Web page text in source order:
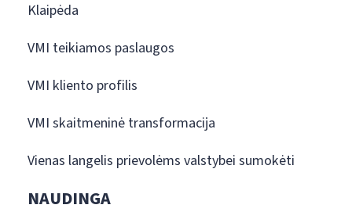
Klaipėda
VMI teikiamos paslaugos
VMI kliento profilis
VMI skaitmeninė transformacija
Vienas langelis prievolėms valstybei sumokėti
NAUDINGA